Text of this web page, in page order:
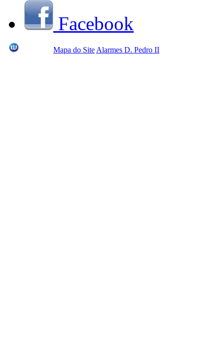
Facebook
Mapa do Site Alarmes D. Pedro II